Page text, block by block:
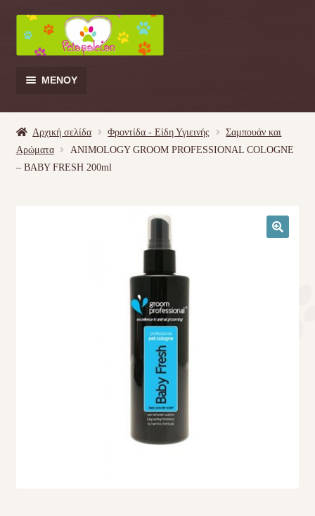
Απευθείας
μετάβαση
στην
πλοήγηση
Μετάβαση
σε
περιεχόμενο
ΜΕΝΟΎ
Γάτα
Φροντίδα – Είδη Υγιεινής
Αρχική σελίδα Φροντίδα - Είδη Υγιεινής
Σαμπουάν και
Αρώματα
ANIMOLOGY GROOM PROFESSIONAL COLOGNE
– BABY FRESH 200ml